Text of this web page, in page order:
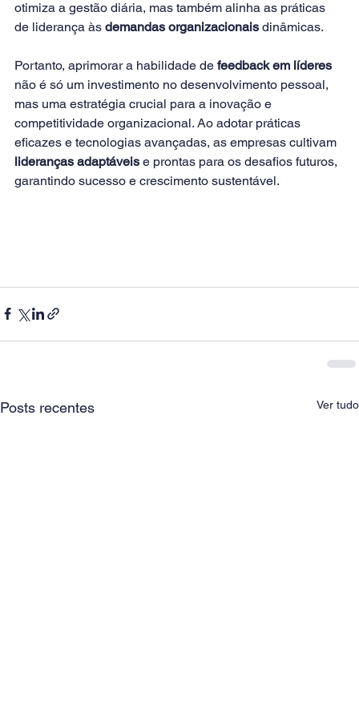
otimiza a gestão diária, mas também alinha as práticas
de liderança às demandas organizacionais dinâmicas.
Portanto, aprimorar a habilidade de feedback em líderes
não é só um investimento no desenvolvimento pessoal,
mas uma estratégia crucial para a inovação e
competitividade organizacional. Ao adotar práticas
eficazes e tecnologias avançadas, as empresas cultivam
lideranças adaptáveis e prontas para os desafios futuros,
garantindo sucesso e crescimento sustentável.
Posts recentes Ver tudo